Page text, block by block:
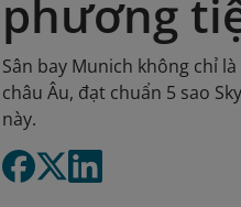
phương
Sân bay Munich không chỉ
châu Âu, đạt chuẩn 5 sao
này.